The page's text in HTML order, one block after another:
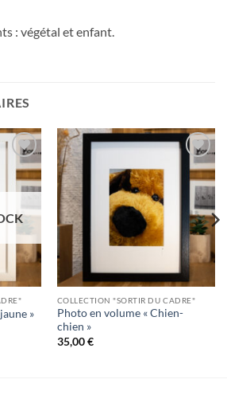
: végétal et enfant.
Ajouter
à la
wishlist
»
Ajouter
à la
wishlist
COLLECTION "SORTIR DU CADRE"
Photo en volume « Chien-
chien »
35,00€